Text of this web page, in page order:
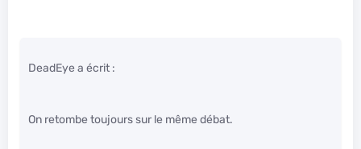
DeadEye a écrit :
On retombe toujours sur le même débat.